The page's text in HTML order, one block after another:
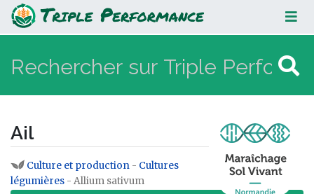
Ail
Ail
Aller à :navigation,rechercher
Culture et production - Cultures
légumières - Allium sativum